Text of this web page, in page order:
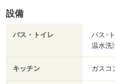
設備
バス・トイレ
バス･
温水洗
キッチン ガスコ